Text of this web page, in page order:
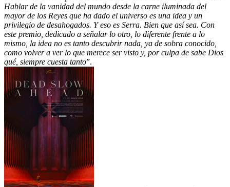
Hablar de la vanidad del mundo desde la carne iluminada del
mayor de los Reyes que ha dado el universo es una idea y un
privilegio de desahogados. Y eso es Serra. Bien que así sea. Con
este premio, dedicado a señalar lo otro, lo diferente frente a lo
mismo, la idea no es tanto descubrir nada, ya de sobra conocido,
como volver a ver lo que merece ser visto y, por culpa de sabe Dios
qué, siempre cuesta tanto”.